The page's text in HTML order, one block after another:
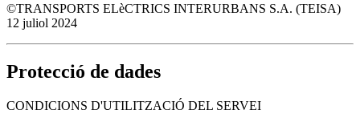
©TRANSPORTS ELèCTRICS INTERURBANS S.A. (TEISA)
12 juliol 2024
Protecció de dades
CONDICIONS D'UTILITZACIÓ DEL SERVEI